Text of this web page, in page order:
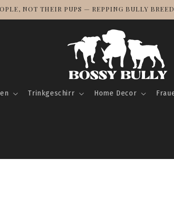
NOT THEIR PUPS — REPPING BULLY
Trinkgeschirr Home Decor